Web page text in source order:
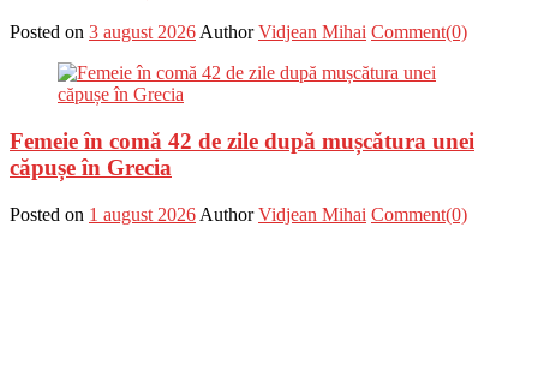
Posted on 3 august 2026 Author Vidjean Mihai Comment(0)
Femeie în comă 42 de zile după mușcătura unei
căpușe în Grecia
Posted on 1 august 2026 Author Vidjean Mihai Comment(0)